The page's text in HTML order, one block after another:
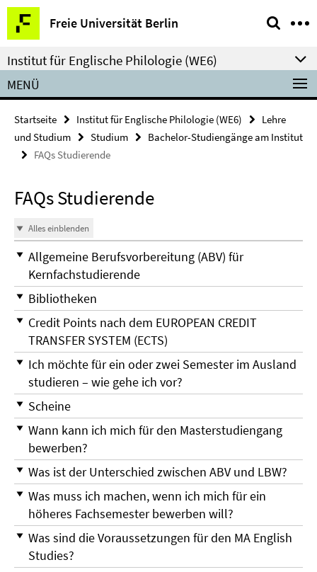
Springe
direkt
zu
Inhalt
Freie Universität Berlin
Service-
Navigation
Institut für Englische Philologie (WE6)
MENÜ
Startseite Institut für Englische Philologie (WE6)
Lehre
und Studium
Studium
Bachelor-Studiengänge am Institut
FAQs Studierende
FAQs Studierende
Alles einblenden
Allgemeine Berufsvorbereitung (ABV) für
Kernfachstudierende
Bibliotheken
Credit Points nach dem EUROPEAN CREDIT
TRANSFER SYSTEM (ECTS)
Ich möchte für ein oder zwei Semester im Ausland
studieren – wie gehe ich vor?
Scheine
Wann kann ich mich für den Masterstudiengang
bewerben?
Was ist der Unterschied zwischen ABV und LBW?
Was muss ich machen, wenn ich mich für ein
höheres Fachsemester bewerben will?
Was sind die Voraussetzungen für den MA English
Studies?